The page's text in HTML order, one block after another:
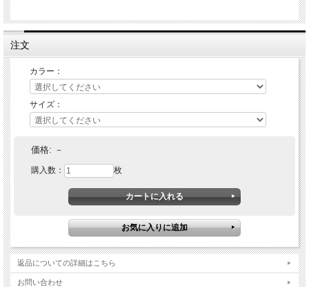
サステナビリティの実現に向けエコの需要が高まる昨今に適応、植物由来の合成
繊維を使用したエコマーク対応商品の提案です。大胆な配色とファスナーの差し色
をアクセントにしたスタイリッシュなデザインでありながら、ストレッチ機能、
業服シリーズです。
注文
カラー：
サイズ：
価格: －
購入数： 枚
返品についての詳細はこちら
お問い合わせ